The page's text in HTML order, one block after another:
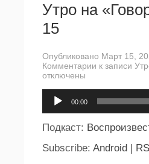
Утро на
15
Опубликовано Март 15,
Комментарии к записи
отключены
00:00
Подкаст:
Subscribe: Android |